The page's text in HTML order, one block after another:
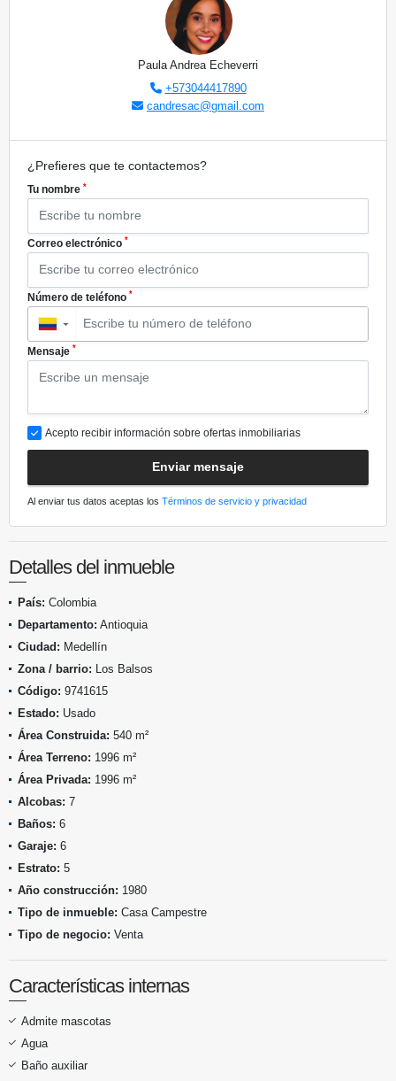
Paula Andrea Echeverri
+573044417890
candresac@gmail.com
¿Prefieres que te contactemos?
Tu nombre *
Correo electrónico *
Número de teléfono *
▼
Mensaje *
Acepto recibir información sobre ofertas inmobiliarias
Enviar mensaje
Al enviar tus datos aceptas los Términos de servicio y privacidad
Detalles del inmueble
País: Colombia
Departamento: Antioquia
Ciudad: Medellín
Zona / barrio: Los Balsos
Código: 9741615
Estado: Usado
Área Construida: 540 m²
Área Terreno: 1996 m²
Área Privada: 1996 m²
Alcobas: 7
Baños: 6
Garaje: 6
Estrato: 5
Año construcción: 1980
Tipo de inmueble: Casa Campestre
Tipo de negocio: Venta
Características internas
Admite mascotas
Agua
Baño auxiliar